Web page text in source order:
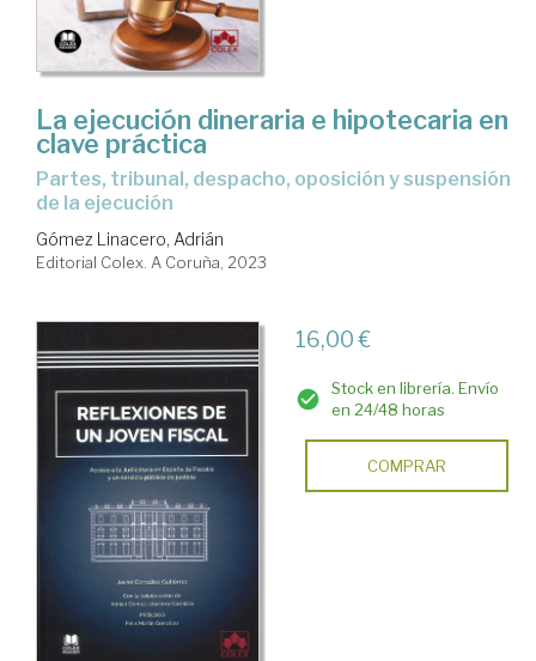
La ejecución dineraria e hipotecaria en
clave práctica
partes, tribunal, despacho, oposición y suspensión
de la ejecución
Gómez Linacero, Adrián
Editorial Colex. A Coruña, 2023
16,00 €
Stock en librería. Envío
en 24/48 horas
COMPRAR